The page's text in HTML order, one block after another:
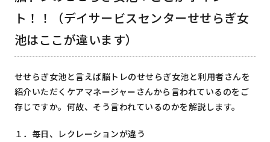
ト！！（デイサービスセンターせせらぎ女
池はここが違います）
せせらぎ女池と言えば脳トレのせせらぎ女池と利用者さんを
紹介いただくケアマネージャーさんから言われているのをご
存じですか。何故、そう言われているのかを解説します。
１．毎日、レクレーションが違う